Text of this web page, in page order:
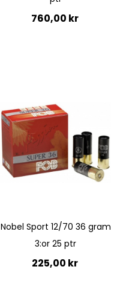
760,00 kr
Nobel Sport 12/70 36 gram
3:or 25 ptr
225,00 kr